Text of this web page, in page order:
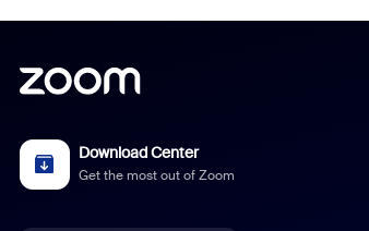
Download Center
Get the most out of Zoom